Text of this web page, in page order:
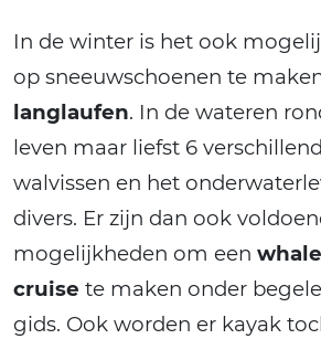
In de winter is het ook
op sneeuwschoenen te
langlaufen. In de wateren
leven maar liefst 6
walvissen en het
divers. Er zijn dan ook
mogelijkheden om een
cruise te maken onder
gids. Ook worden er kayak